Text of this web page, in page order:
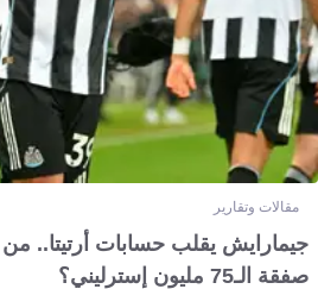
مقالات وتقارير
جيمارايش يقلب حسابات أرتيتا..
صفقة الـ75 مليون إسترليني؟